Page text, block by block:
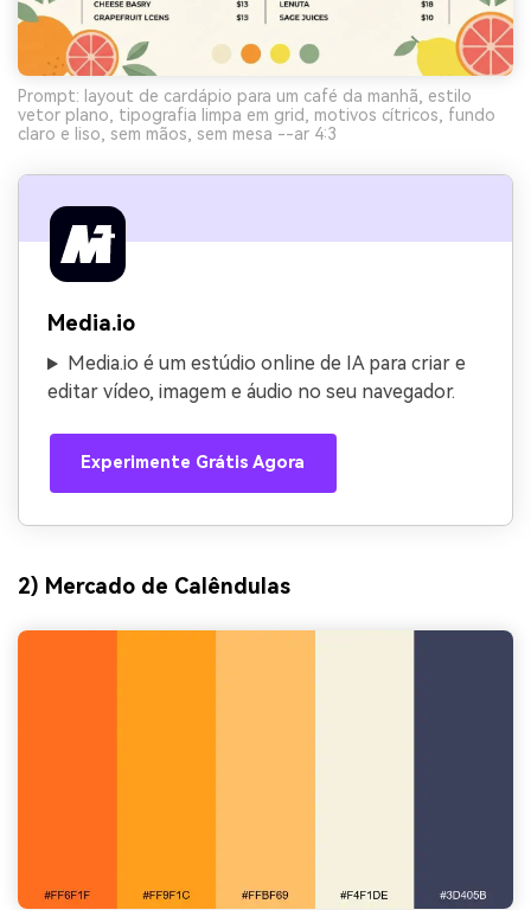
Prompt: layout de cardápio para um café da manhã, estilo
vetor plano, tipografia limpa em grid, motivos cítricos, fundo
claro e liso, sem mãos, sem mesa --ar 4:3
Media.io
Media.io é um estúdio online de IA para criar e
editar vídeo, imagem e áudio no seu navegador.
Experimente Grátis Agora
2) Mercado de Calêndulas